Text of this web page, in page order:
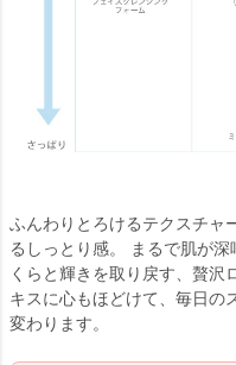
ふんわりとろけるテクスチャ
るしっとり感。 まるで肌が
くらと輝きを取り戻す、贅沢
キスに心もほどけて、毎日の
変わります。